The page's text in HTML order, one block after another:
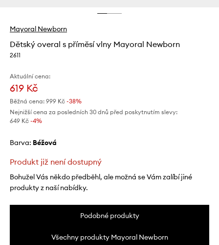
Mayoral Newborn
Dětský overal s příměsí vlny Mayoral Newborn
2611
Aktuální cena:
619 Kč
Běžná cena: 999 Kč -38%
Nejnižší cena za posledních 30 dnů před poskytnutím slevy:
649 Kč -4%
Barva: béžová
Produkt již není dostupný
Bohužel Vás někdo předběhl, ale možná se Vám zalíbí jiné
produkty z naší nabídky.
Podobné produkty
Všechny produkty Mayoral Newborn